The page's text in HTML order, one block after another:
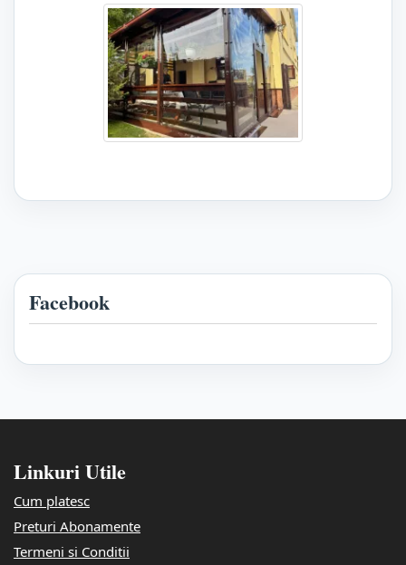
Facebook
Linkuri Utile
Cum platesc
Preturi Abonamente
Termeni si Conditii